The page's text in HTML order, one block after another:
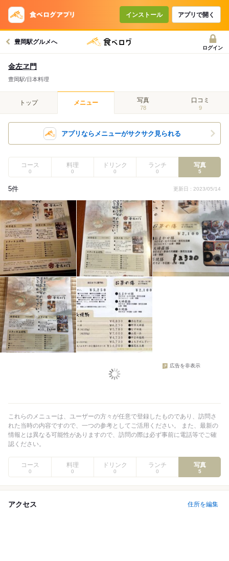
インストール アプリで開く
豊岡駅グルメへ
ログイン
金左ヱ門
豊岡駅/日本料理
トップ メニュー 写真
78
口コミ
9
アプリならメニューがサクサク見られる
コース
0
料理
0
ドリンク
0
ランチ
0
写真
5
5件 更新日 : 2023/05/14
広告を非表示
これらのメニューは、 ユーザーの方々が任意で登録 したものであり、 訪問さ
れた当時の内容ですので、一つの参考としてご活用ください。 また、最新の
情報とは異なる可能性がありますので、訪問の際は必ず事前に電話等でご確
認ください。
コース
0
料理
0
ドリンク
0
ランチ
0
写真
5
アクセス 住所を編集